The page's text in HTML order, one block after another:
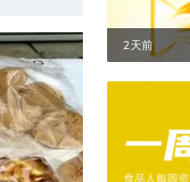
2天前